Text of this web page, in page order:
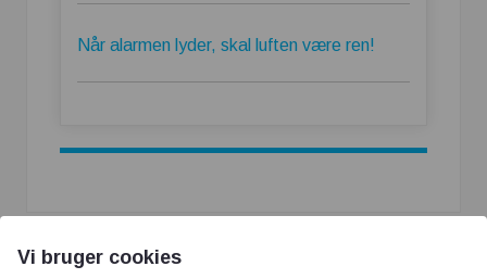
Når alarmen lyder, skal luften være ren!
Vi bruger cookies